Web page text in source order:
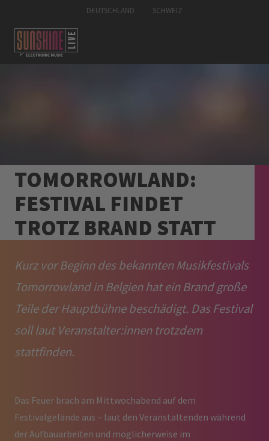
DEUTSCHLAND SCHWEIZ
TOMORROWLAND:
FESTIVAL FINDET
TROTZ BRAND STATT
Kurz vor Beginn des bekannten Musikfestivals
Tomorrowland in Belgien hat ein Brand große
Teile der Hauptbühne beschädigt. Das Festival
soll laut Veranstalter:innen trotzdem
stattfinden.
Das Feuer brach am Mittwochabend auf dem
Festivalgelände aus – laut den Veranstaltenden während
der Aufbauarbeiten und möglicherweise im